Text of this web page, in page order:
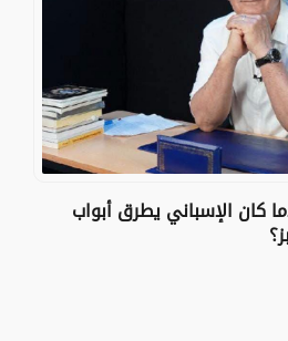
كان الإسباني يطرق أبواب